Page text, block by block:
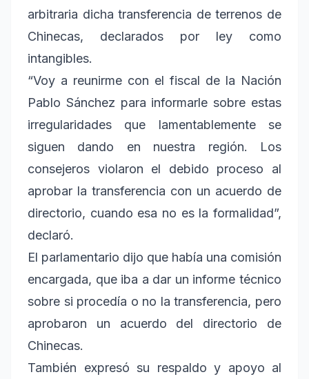
arbitraria dicha transferencia de terrenos de
Chinecas, declarados por ley como
intangibles.
“Voy a reunirme con el fiscal de la Nación
Pablo Sánchez para informarle sobre estas
irregularidades que lamentablemente se
siguen dando en nuestra región. Los
consejeros violaron el debido proceso al
aprobar la transferencia con un acuerdo de
directorio, cuando esa no es la formalidad”,
declaró.
El parlamentario dijo que había una comisión
encargada, que iba a dar un informe técnico
sobre si procedía o no la transferencia, pero
aprobaron un acuerdo del directorio de
Chinecas.
También expresó su respaldo y apoyo al